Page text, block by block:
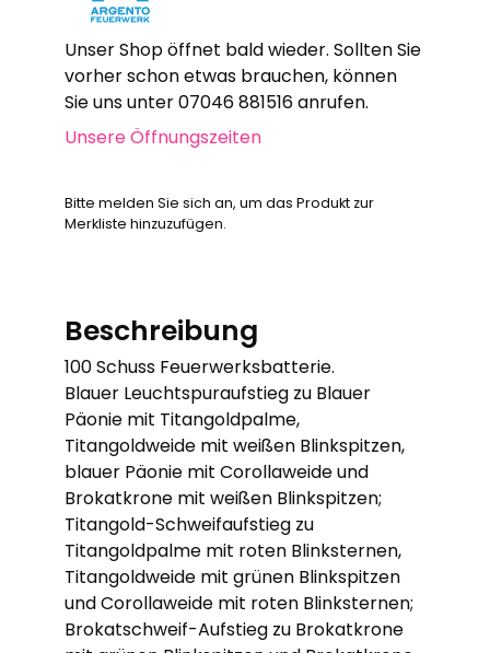
Unser Shop öffnet bald wieder. Sollten Sie
vorher schon etwas brauchen, können
Sie uns unter 07046 881516 anrufen.
Unsere Öffnungszeiten
Bitte melden Sie sich an, um das Produkt zur
Merkliste hinzuzufügen.
Beschreibung
100 Schuss Feuerwerksbatterie.
Blauer Leuchtspuraufstieg zu Blauer
Päonie mit Titangoldpalme,
Titangoldweide mit weißen Blinkspitzen,
blauer Päonie mit Corollaweide und
Brokatkrone mit weißen Blinkspitzen;
Titangold-Schweifaufstieg zu
Titangoldpalme mit roten Blinksternen,
Titangoldweide mit grünen Blinkspitzen
und Corollaweide mit roten Blinksternen;
Brokatschweif-Aufstieg zu Brokatkrone